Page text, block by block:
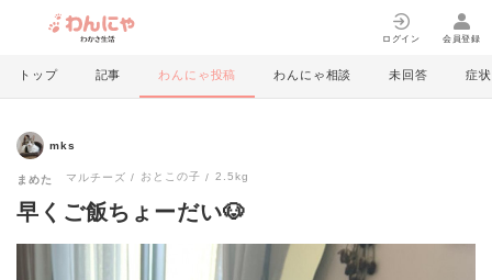
ログイン 会員登録
トップ 記事 わんにゃ投稿 わんにゃ相談 未回答 症状
mks
まめた マルチーズ おとこの子 2.5kg
早くご飯ちょーだい🐶